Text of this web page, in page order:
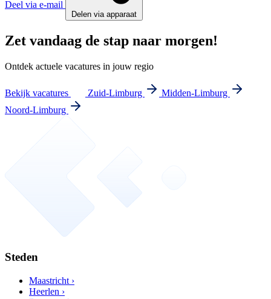
Deel via e-mail
Delen via apparaat
Zet vandaag de stap naar morgen!
Ontdek actuele vacatures in jouw regio
Bekijk vacatures Zuid-Limburg
Midden-Limburg
Noord-Limburg
Steden
Maastricht ›
Heerlen ›